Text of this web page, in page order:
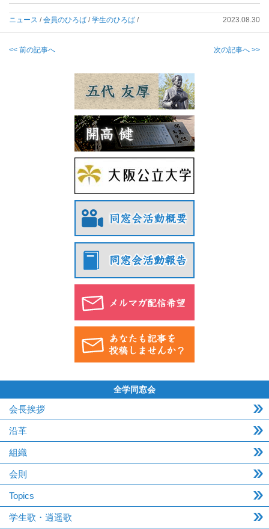
ニュース /会員のひろば /学生のひろば / 2023.08.30
<< 前の記事へ 次の記事へ >>
全学同窓会
会長挨拶
沿革
組織
会則
Topics
学生歌・逍遥歌